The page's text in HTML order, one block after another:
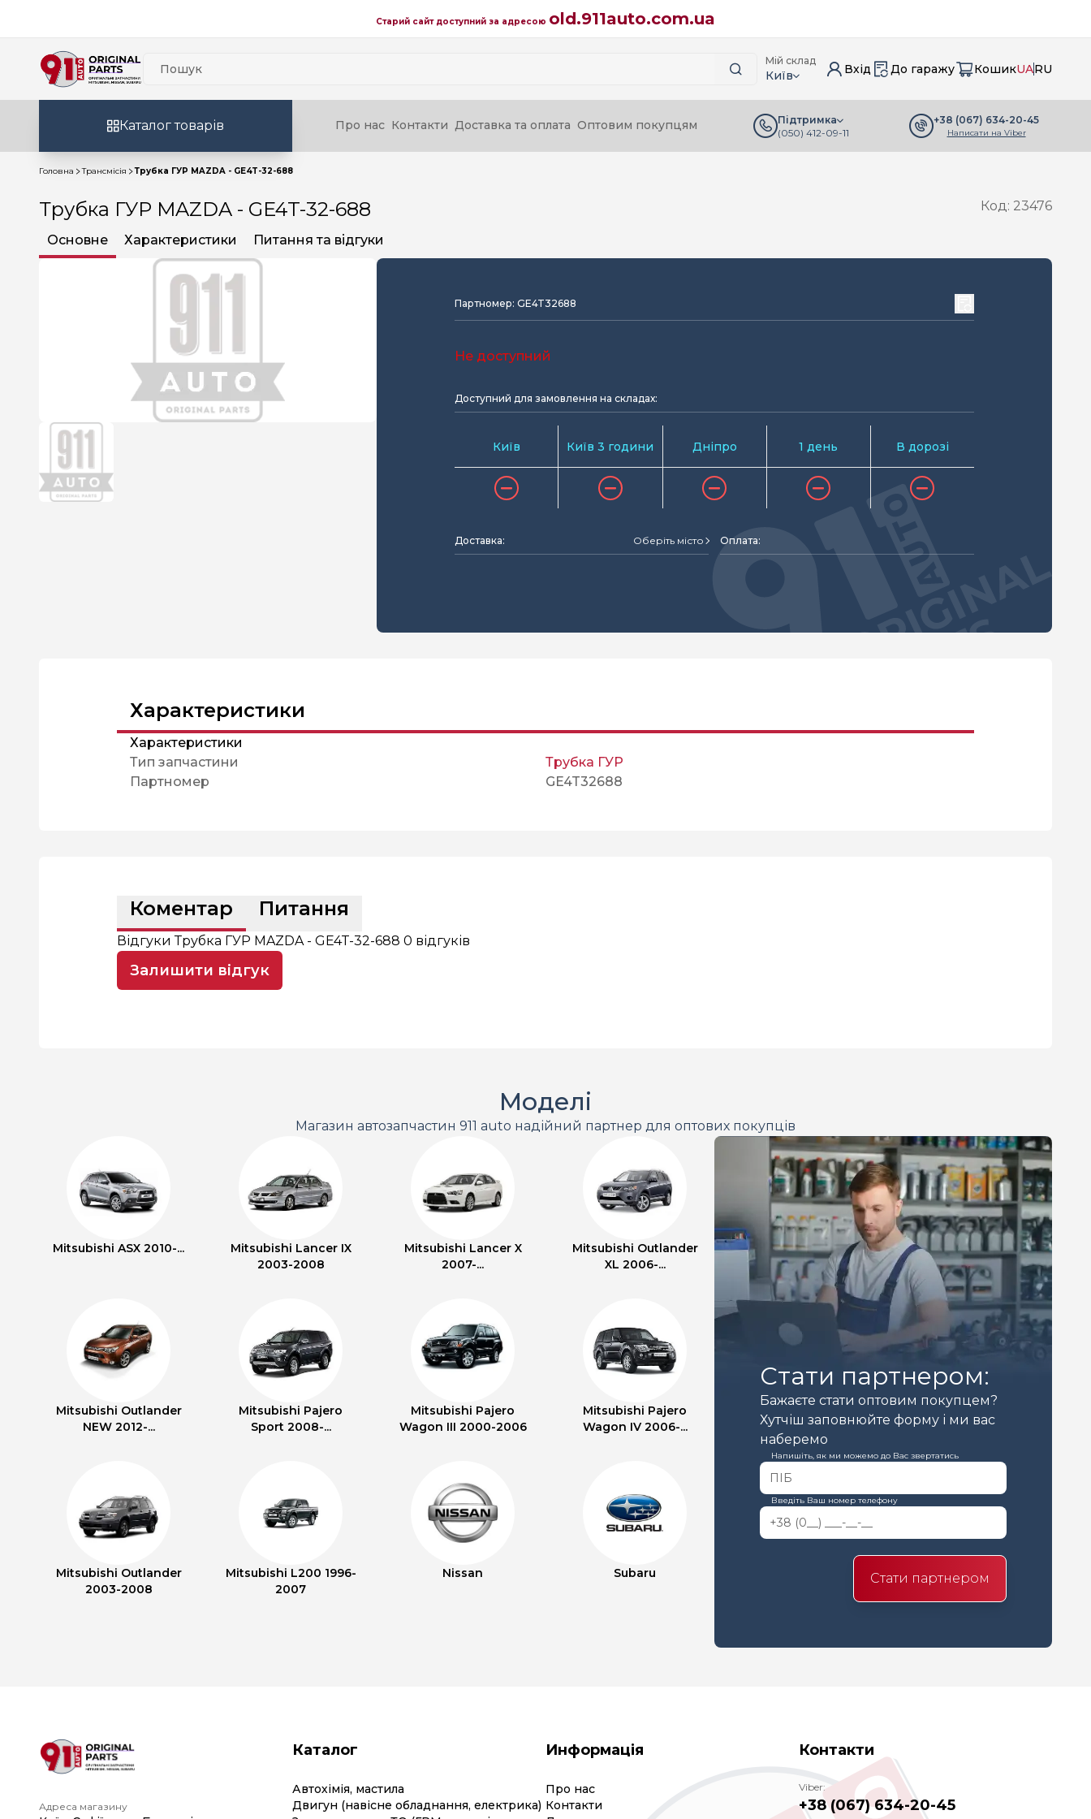
Старий сайт доступний за адресою old.911auto.com.ua
Мій склад
Київ Вхід До гаражу КошикUARU
Каталог товарів Про нас Контакти Доставка та оплата Оптовим покупцям
Підтримка
(050) 412-09-11
+38 (067) 634-20-45
Написати на Viber
Головна Трансмісія Трубка ГУР MAZDA - GE4T-32-688
Трубка ГУР MAZDA - GE4T-32-688 Код: 23476
Основне Характеристики Питання та відгуки
Партномер: GE4T32688
Не доступний
Доступний для замовлення на складах:
Київ Київ 3 години Дніпро 1 день В дорозі
Доставка: Оберіть місто Оплата:
Характеристики
Характеристики
Тип запчастини
Трубка ГУР
Партномер
GE4T32688
Коментар Питання
Відгуки Трубка ГУР MAZDA - GE4T-32-688 0 відгуків
Залишити відгук
Моделі
Магазин автозапчастин 911 auto надійний партнер для оптових покупців
Mitsubishi ASX 2010-...
Mitsubishi Lancer IX
2003-2008
Mitsubishi Lancer X
2007-...
Mitsubishi Outlander
XL 2006-...
Mitsubishi Outlander
NEW 2012-...
Mitsubishi Pajero
Sport 2008-...
Mitsubishi Pajero
Wagon III 2000-2006
Mitsubishi Pajero
Wagon IV 2006-...
Mitsubishi Outlander
2003-2008
Mitsubishi L200 1996-
2007
Nissan Subaru
Стати партнером:
Бажаєте стати оптовим покупцем?
Хутчіш заповнюйте форму і ми вас
наберемо
Напишіть, як ми можемо до Вас звертатись
Введіть Ваш номер телефону
Стати партнером
Адреса магазину
Каталог
Автохімія, мастила
Двигун (навісне обладнання, електрика)
Информація
Про нас
Контакти
Контакти
Viber:
+38 (067) 634-20-45